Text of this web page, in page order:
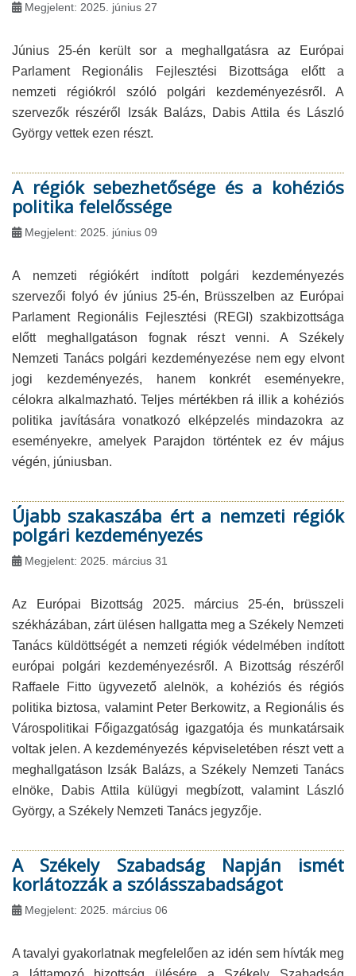
Megjelent: 2025. június 27
Június 25-én került sor a meghallgatásra az Európai
Parlament Regionális Fejlesztési Bizottsága előtt a
nemzeti régiókról szóló polgári kezdeményezésről. A
szervezők részéről Izsák Balázs, Dabis Attila és László
György vettek ezen részt.
A régiók sebezhetősége és a kohéziós
politika felelőssége
Megjelent: 2025. június 09
A nemzeti régiókért indított polgári kezdeményezés
szervezői folyó év június 25-én, Brüsszelben az Európai
Parlament Regionális Fejlesztési (REGI) szakbizottsága
előtt meghallgatáson fognak részt venni. A Székely
Nemzeti Tanács polgári kezdeményezése nem egy elvont
jogi kezdeményezés, hanem konkrét eseményekre,
célokra alkalmazható. Teljes mértékben rá illik a kohéziós
politika javítására vonatkozó elképzelés mindazokra az
eseményekre, amelyek Parajdon történtek ez év május
végén, júniusban.
Újabb szakaszába ért a nemzeti régiók
polgári kezdeményezés
Megjelent: 2025. március 31
Az Európai Bizottság 2025. március 25-én, brüsszeli
székházában, zárt ülésen hallgatta meg a Székely Nemzeti
Tanács küldöttségét a nemzeti régiók védelmében indított
európai polgári kezdeményezésről. A Bizottság részéről
Raffaele Fitto ügyvezető alelnök, a kohéziós és régiós
politika biztosa, valamint Peter Berkowitz, a Regionális és
Várospolitikai Főigazgatóság igazgatója és munkatársaik
voltak jelen. A kezdeményezés képviseletében részt vett a
meghallgatáson Izsák Balázs, a Székely Nemzeti Tanács
elnöke, Dabis Attila külügyi megbízott, valamint László
György, a Székely Nemzeti Tanács jegyzője.
A Székely Szabadság Napján ismét
korlátozzák a szólásszabadságot
Megjelent: 2025. március 06
A tavalyi gyakorlatnak megfelelően az idén sem hívták meg